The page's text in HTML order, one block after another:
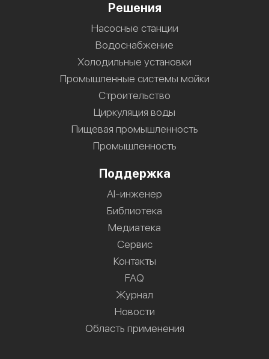
Решения
Насосные станции
Водоснабжение
Холодильные установки
Промышленные системы мойки
Строительство
Циркуляция воды
Пищевая промышленность
Промышленность
Поддержка
AI-инженер
Библиотека
Медиатека
Сервис
Контакты
FAQ
Журнал
Новости
Область применения